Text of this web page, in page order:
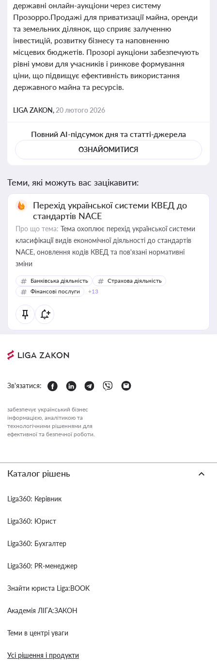
державні онлайн-аукціони через систему
Прозорро.Продажі для приватизації майна, оренди
та земельних ділянок, що сприяє залученню
інвестицій, розвитку бізнесу та наповненню
місцевих бюджетів. Прозорі аукціони забезпечують
рівні умови для учасників і ринкове формування
ціни, що підвищує ефективність використання
державного майна та ресурсів.
LIGA ZAKON, 20 лютого 2026
Повний AI-підсумок дня та статті-джерела
ОЗНАЙОМИТИСЯ
Теми, які можуть вас зацікавити:
Перехід української системи КВЕД до
стандартів NACE
Про що тема: Тема охоплює перехід української системи
класифікації видів економічної діяльності до стандартів
NACE, оновлення кодів КВЕД та пов'язані нормативні
зміни
Банківська діяльність
Страхова діяльність
Фінансові послуги
+13
Зв'язатися:
забезпечує український бізнес
інформацією, аналітикою та
технологічними рішеннями для
ефективної та безпечної роботи.
Каталог рішень
Liga360: Керівник
Liga360: Юрист
Liga360: Бухгалтер
Liga360: PR-менеджер
Знайти юриста Liga:BOOK
Академія ЛІГА:ЗАКОН
Теми в центрі уваги
Усі рішення і продукти